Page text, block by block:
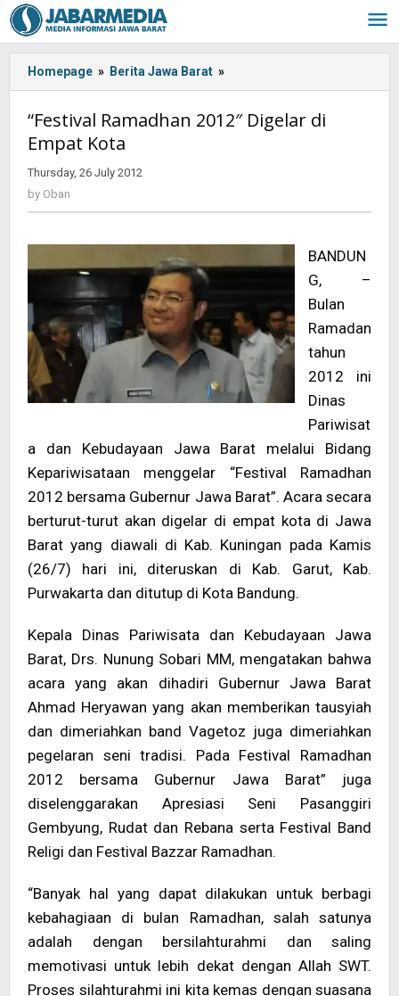
Skip
to
content
Homepage » Berita Jawa Barat »
-:IN-
>“Festival
“Festival Ramadhan 2012″ Digelar di
Empat Kota
Thursday, 26 July 2012
by Oban
BANDUN
G, –
Bulan
Ramadan
tahun
2012 ini
Dinas
Pariwisat
a dan Kebudayaan Jawa Barat melalui Bidang
Kepariwisataan menggelar “Festival Ramadhan
2012 bersama Gubernur Jawa Barat”. Acara secara
berturut-turut akan digelar di empat kota di Jawa
Barat yang diawali di Kab. Kuningan pada Kamis
(26/7) hari ini, diteruskan di Kab. Garut, Kab.
Purwakarta dan ditutup di Kota Bandung.
Kepala Dinas Pariwisata dan Kebudayaan Jawa
Barat, Drs. Nunung Sobari MM, mengatakan bahwa
acara yang akan dihadiri Gubernur Jawa Barat
Ahmad Heryawan yang akan memberikan tausyiah
dan dimeriahkan band Vagetoz juga dimeriahkan
pegelaran seni tradisi. Pada Festival Ramadhan
2012 bersama Gubernur Jawa Barat” juga
diselenggarakan Apresiasi Seni Pasanggiri
Gembyung, Rudat dan Rebana serta Festival Band
Religi dan Festival Bazzar Ramadhan.
“Banyak hal yang dapat dilakukan untuk berbagi
kebahagiaan di bulan Ramadhan, salah satunya
adalah dengan bersilahturahmi dan saling
memotivasi untuk lebih dekat dengan Allah SWT.
Proses silahturahmi ini kita kemas dengan suasana